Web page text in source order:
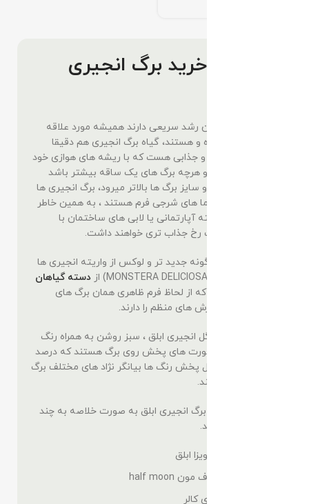
قیمت و خرید برگ انجیری
گیاهان رونده چون رشد سریعی دارند همیشه مورد علاقه
گیاه دوستان بوده و هستند، گیاه برگ انجیری هم دقیقا
همان گیاه زینتی و جذابی هست که با ریشه های هوازی خود
رشد سریعی دارد و هرچه برگ های یک ساقه بیشتر باشد
کیفیت برگ دهی و سایز برگ ها بالاتر میرود، برگ انجیری ها
عاشق رطوبت و دما های شرجی فرم هستند ، به همین خاطر
اکثرا در فضای بسته آپارتمانی یا لابی های ساختمان با
گردش هوا مناسب رخ جذاب تری خواهند داشت.
برگ انجیری ابلق گونه جدید تر و لوکس از واریته انجیری ها
دسته گیاهان
هستند که از لحاظ فرم ظاهری همان برگ های
درشت و پهن با برش های منظم را دارند.
ترکیب رنگ های گل انجیری ابلق ، سبز روشن به همراه رنگ
سفید و کرم به صورت های پخش روی برگ هستند که درصد
ابلقیت گیاه و مدل پخش رنگ ها بیانگر نژاد های مختلف برگ
انجیری ابلق هستند.
مدل های مختلف برگ انجیری ابلق به صورت خلاصه به چند
دسته زیر میباشند.
مانسترا دلی سویزا ابلق
برگ انجیری هاف مون half moon
برگ انجیری تری کالر